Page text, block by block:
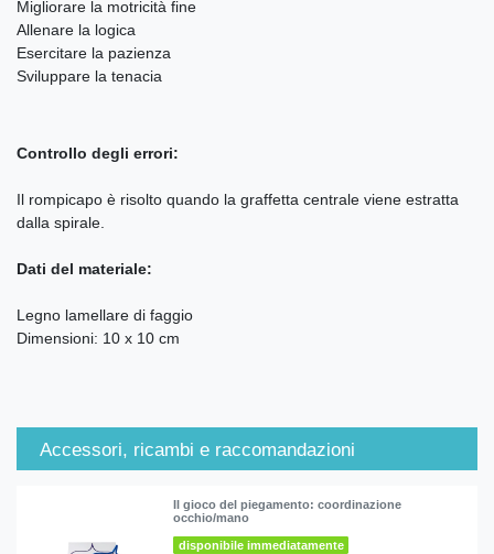
Migliorare la motricità fine
Allenare la logica
Esercitare la pazienza
Sviluppare la tenacia
Controllo degli errori:
Il rompicapo è risolto quando la graffetta centrale viene estratta
dalla spirale.
Dati del materiale:
Legno lamellare di faggio
Dimensioni: 10 x 10 cm
Accessori, ricambi e raccomandazioni
Il gioco del piegamento: coordinazione
occhio/mano
disponibile immediatamente